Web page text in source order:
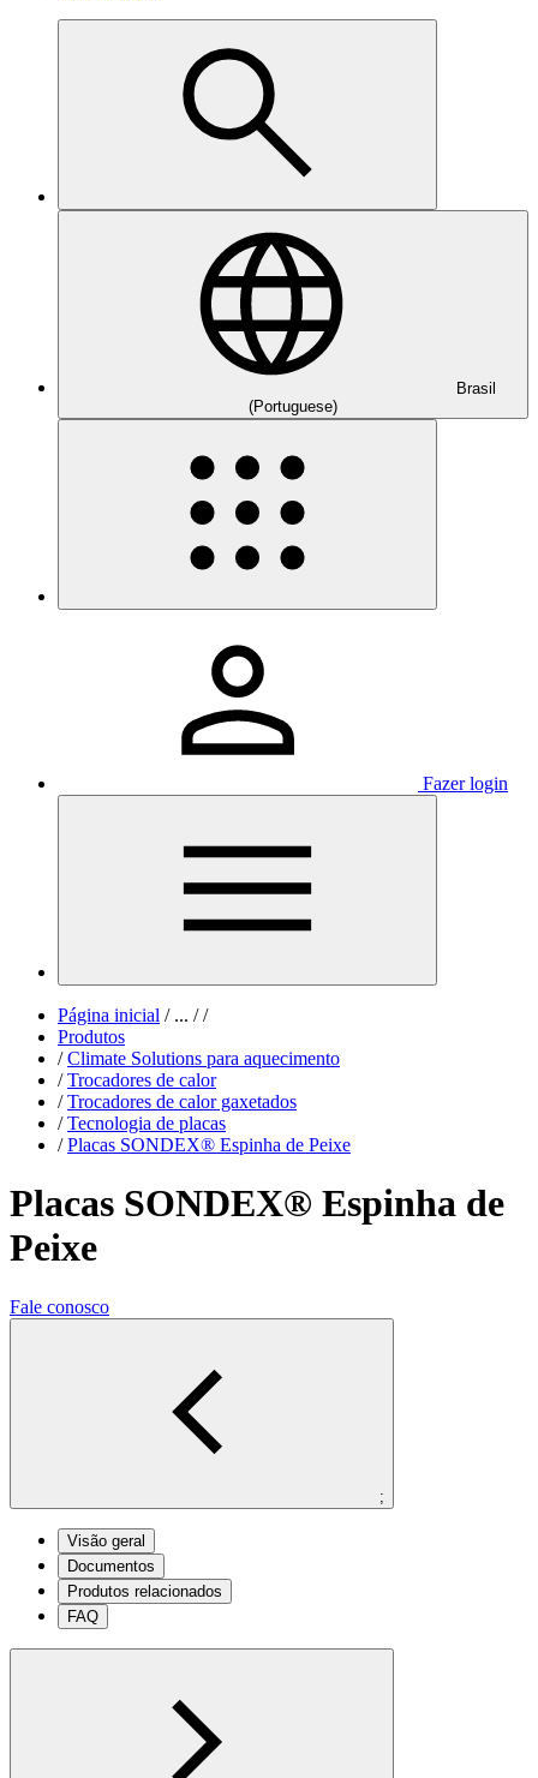
Brasil
(Portuguese)
Fazer login
Página inicial /... / /
Produtos
/ Climate Solutions para aquecimento
/ Trocadores de calor
/ Trocadores de calor gaxetados
/ Tecnologia de placas
/ Placas SONDEX® Espinha de Peixe
Placas SONDEX® Espinha de
Peixe
Fale conosco
;
Visão geral
Documentos
Produtos relacionados
FAQ